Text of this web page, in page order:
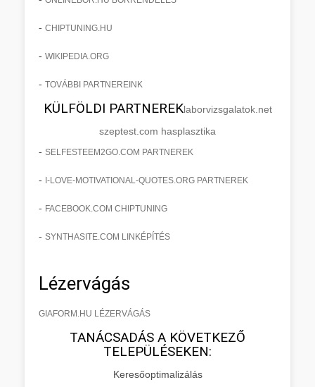
- CHIPTUNING.HU
- WIKIPEDIA.ORG
- TOVÁBBI PARTNEREINK
KÜLFÖLDI PARTNEREKlaborvizsgalatok.net
szeptest.com hasplasztika
- SELFESTEEM2GO.COM PARTNEREK
- I-LOVE-MOTIVATIONAL-QUOTES.ORG PARTNEREK
- FACEBOOK.COM CHIPTUNING
- SYNTHASITE.COM LINKÉPÍTÉS
Lézervágás
GIAFORM.HU LÉZERVÁGÁS
TANÁCSADÁS A KÖVETKEZŐ
TELEPÜLÉSEKEN:
Keresőoptimalizálás